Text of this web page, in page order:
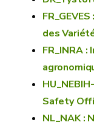
des
FR_INRA
Safety
NL_NAK :